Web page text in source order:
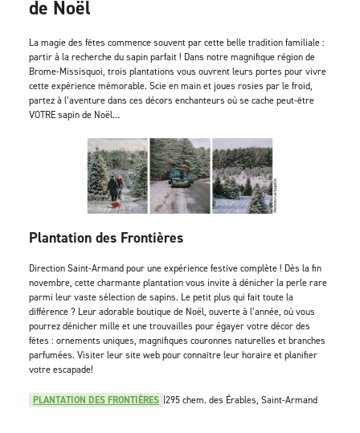
de Noël
La magie des fêtes commence souvent par cette belle tradition familiale :
partir à la recherche du sapin parfait ! Dans notre magnifique région de
Brome-Missisquoi, trois plantations vous ouvrent leurs portes pour vivre
cette expérience mémorable. Scie en main et joues rosies par le froid,
partez à l’aventure dans ces décors enchanteurs où se cache peut-être
VOTRE sapin de Noël…
Plantation des Frontières
Direction Saint-Armand pour une expérience festive complète ! Dès la fin
novembre, cette charmante plantation vous invite à dénicher la perle rare
parmi leur vaste sélection de sapins. Le petit plus qui fait toute la
différence ? Leur adorable boutique de Noël, ouverte à l’année, où vous
pourrez dénicher mille et une trouvailles pour égayer votre décor des
fêtes : ornements uniques, magnifiques couronnes naturelles et branches
parfumées. Visiter leur site web pour connaître leur horaire et planifier
votre escapade!
PLANTATION DES FRONTIÈRES |295 chem. des Érables, Saint-Armand